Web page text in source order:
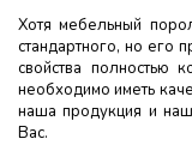
Хотя мебельный
стандартного, но его
свойства полностью
необходимо иметь
наша продукция и
Вас.